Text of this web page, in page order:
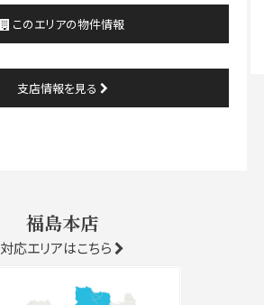
このエリアの物件情報
支店情報を見る
福島本店
対応エリアはこちら